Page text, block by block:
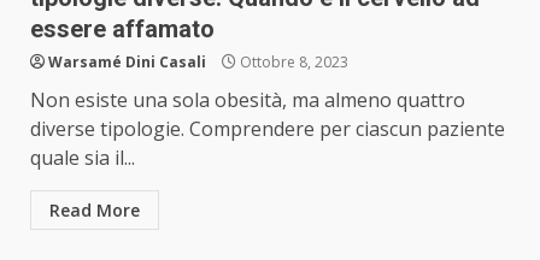
essere affamato
Warsamé Dini Casali Ottobre 8, 2023
Non esiste una sola obesità, ma almeno quattro
diverse tipologie. Comprendere per ciascun paziente
quale sia il...
Read More